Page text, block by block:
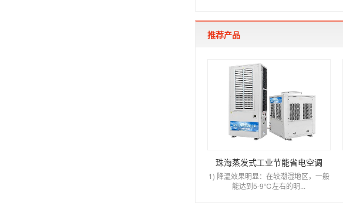
推荐产品
珠海蒸发式工业节能省电空调
1) 降温效果明显：在较潮湿地区，一般
能达到5-9℃左右的明...